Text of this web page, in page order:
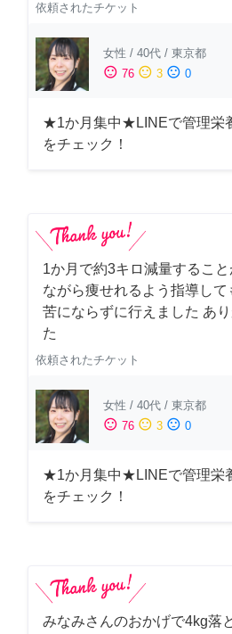
依頼されたチケット
女性 / 40代 / 東京都
sentiment_satisfied 76 sentiment_neutral 3 sentiment_dissatisfied 0
★1か月集中★LINEで管理栄
をチェック！
1か月で約3キロ減量するこ
ながら痩せれるよう指導して
苦にならずに行えました あ
た
依頼されたチケット
女性 / 40代 / 東京都
sentiment_satisfied 76 sentiment_neutral 3 sentiment_dissatisfied 0
★1か月集中★LINEで管理栄
をチェック！
みなみさんのおかげで4kg落